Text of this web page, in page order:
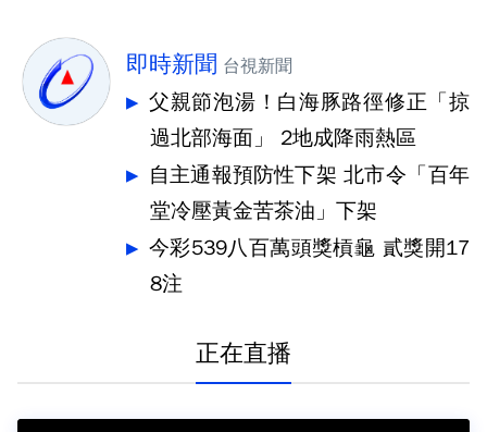
即時新聞 台視新聞
父親節泡湯！白海豚路徑修正「掠
過北部海面」 2地成降雨熱區
自主通報預防性下架 北市令「百年
堂冷壓黃金苦茶油」下架
今彩539八百萬頭獎槓龜 貳獎開17
8注
正在直播